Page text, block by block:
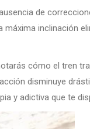
de
inclinación
cómo el tren
disminuye
y adictiva que te